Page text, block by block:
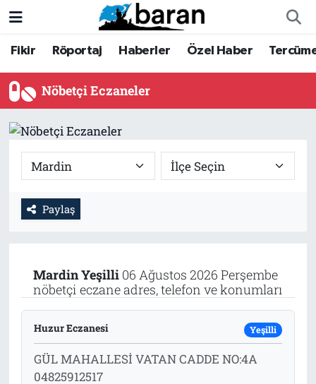
Fikir Röportaj Haberler Özel Haber
Nöbetçi Eczaneler
Paylaş
MardinYeşilli06 Ağustos 2026 Perşembe
nöbetçi eczane adres, telefon ve konumları
Huzur Eczanesi Yeşilli
GÜL MAHALLESİ VATAN CADDE NO:4A
04825912517
Fikir
Röportaj
Haberler
Özel Haber
Tercüme
Büyük Doğu-İbda
Tarih
Fikir
Röportaj
Haberler
Özel Haber
Tercüme
Büyük Doğu-İbda
İletişim
Künye
Nöbetçi Eczaneler
Hava Durumu
Trafik Durumu
Süper Lig Puan Durumu ve Fikstür
Tüm Manşetler
Haber Arşivi